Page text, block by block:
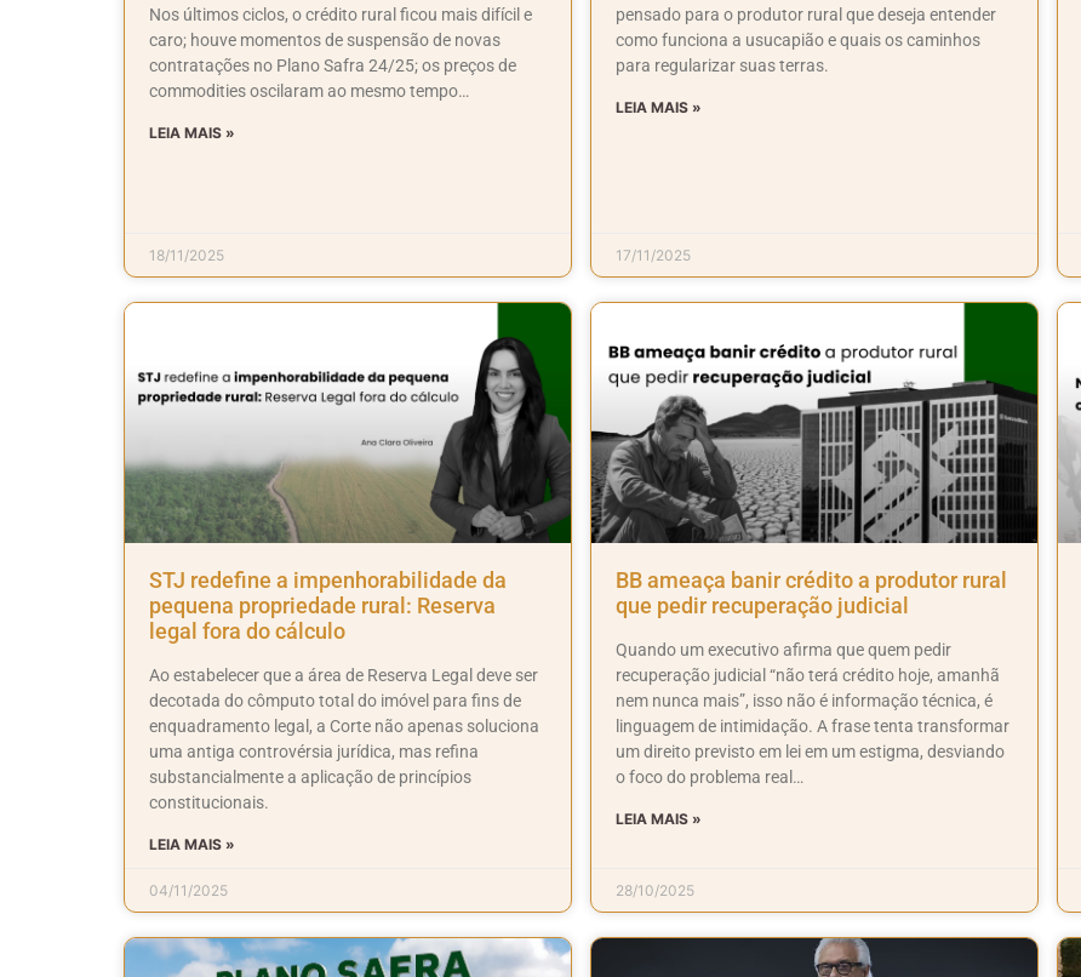
Nos últimos ciclos, o crédito rural ficou mais difícil e
caro; houve momentos de suspensão de novas
contratações no Plano Safra 24/25; os preços de
commodities oscilaram ao mesmo tempo…
LEIA MAIS »
18/11/2025
pensado para o produtor rural que deseja entender
como funciona a usucapião e quais os caminhos
para regularizar suas terras.
LEIA MAIS »
17/11/2025
STJ redefine a impenhorabilidade da
pequena propriedade rural: Reserva
legal fora do cálculo
Ao estabelecer que a área de Reserva Legal deve ser
decotada do cômputo total do imóvel para fins de
enquadramento legal, a Corte não apenas soluciona
uma antiga controvérsia jurídica, mas refina
substancialmente a aplicação de princípios
constitucionais.
LEIA MAIS »
04/11/2025
BB ameaça banir crédito a produtor rural
que pedir recuperação judicial
Quando um executivo afirma que quem pedir
recuperação judicial “não terá crédito hoje, amanhã
nem nunca mais”, isso não é informação técnica, é
linguagem de intimidação. A frase tenta transformar
um direito previsto em lei em um estigma, desviando
o foco do problema real…
LEIA MAIS »
28/10/2025